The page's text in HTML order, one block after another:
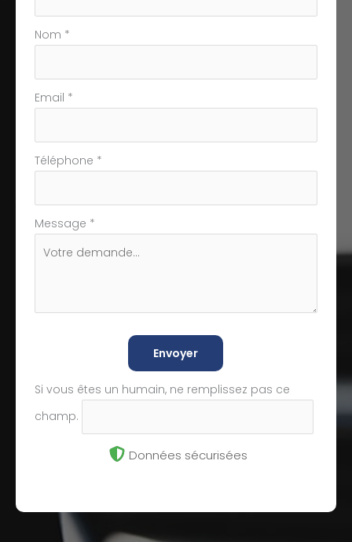
téléphone
Nom *
Email *
Téléphone *
Message *
Envoyer
Si vous êtes un humain, ne remplissez pas ce
champ.
Données sécurisées